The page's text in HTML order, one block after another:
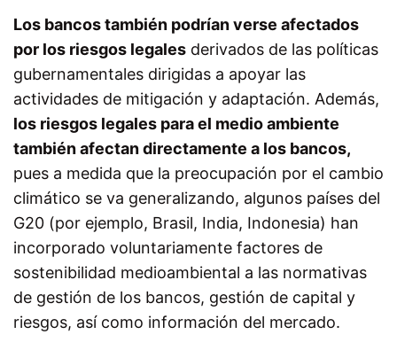
Los bancos también podrían verse afectados
por los riesgos legales derivados de las políticas
gubernamentales dirigidas a apoyar las
actividades de mitigación y adaptación. Además,
los riesgos legales para el medio ambiente
también afectan directamente a los bancos,
pues a medida que la preocupación por el cambio
climático se va generalizando, algunos países del
G20 (por ejemplo, Brasil, India, Indonesia) han
incorporado voluntariamente factores de
sostenibilidad medioambiental a las normativas
de gestión de los bancos, gestión de capital y
riesgos, así como información del mercado.